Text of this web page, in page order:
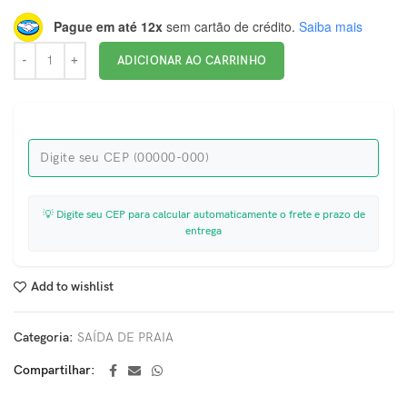
Pague em até 12x sem cartão de crédito. Saiba mais
ADICIONAR AO CARRINHO
💡 Digite seu CEP para calcular automaticamente o frete e prazo de
entrega
Add to wishlist
Categoria: SAÍDA DE PRAIA
Compartilhar